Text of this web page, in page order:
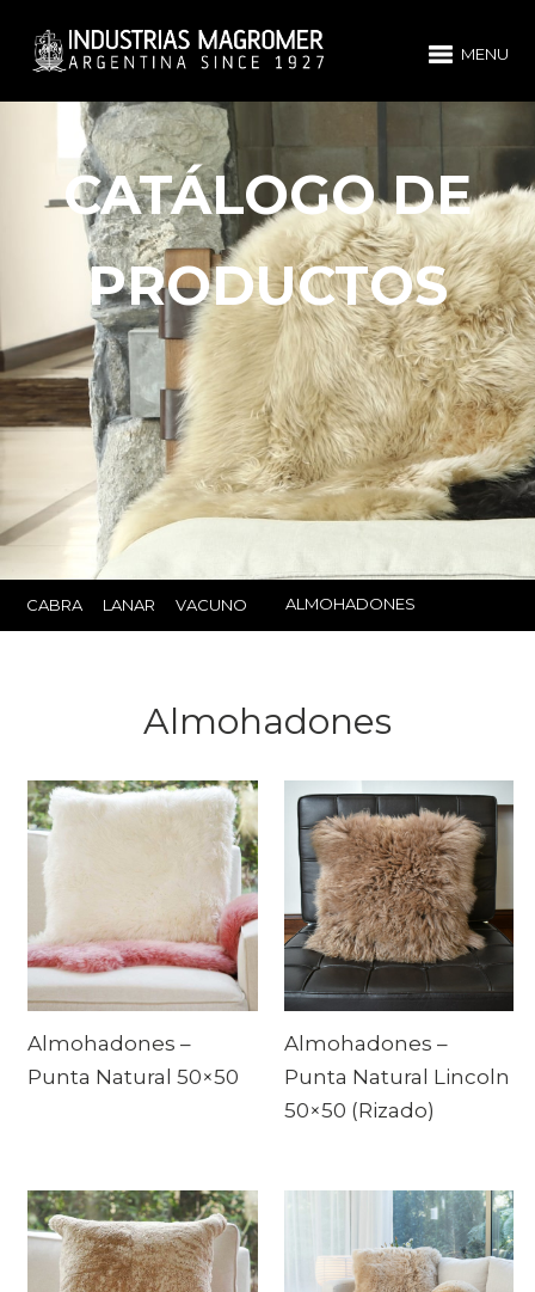
MENU
CATÁLOGO DE
PRODUCTOS
CABRA LANAR VACUNO ALMOHADONES
Almohadones
Almohadones –
Punta Natural 50×50
Almohadones –
Punta Natural Lincoln
50×50 (Rizado)